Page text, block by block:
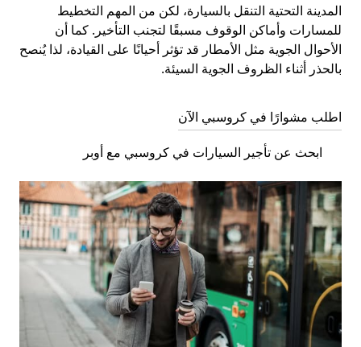
المدينة التحتية التنقل بالسيارة، لكن من المهم التخطيط
للمسارات وأماكن الوقوف مسبقًا لتجنب التأخير. كما أن
الأحوال الجوية مثل الأمطار قد تؤثر أحيانًا على القيادة، لذا يُنصح
بالحذر أثناء الظروف الجوية السيئة.
اطلب مشوارًا في كروسبي الآن
ابحث عن تأجير السيارات في كروسبي مع أوبر